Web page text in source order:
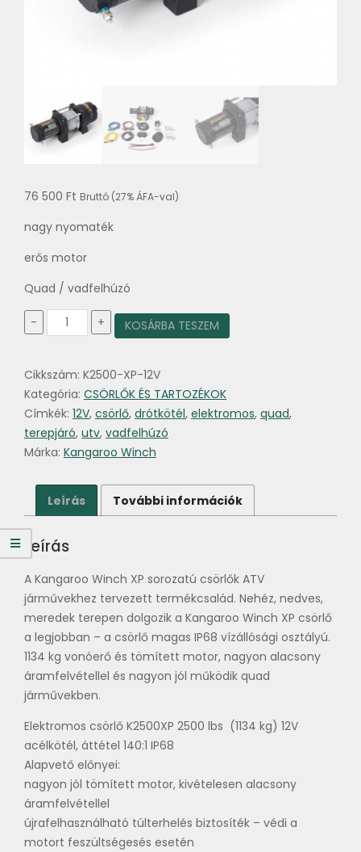
76 500 Ft Bruttó (27% ÁFA-val)
nagy nyomaték
erős motor
Quad / vadfelhúzó
-
Elektromos
csörlő
12
volt
drótkötél
vízállóság
140:1
mennyiség
+ KOSÁRBA TESZEM
Cikkszám: K2500-XP-12V
Kategória: CSÖRLŐK ÉS TARTOZÉKOK
Címkék: 12V, csörlő, drótkötél, elektromos, quad,
terepjáró, utv, vadfelhúzó
Márka: Kangaroo Winch
Leírás További információk
Leírás
A Kangaroo Winch XP sorozatú csörlők ATV
járművekhez tervezett termékcsalád. Nehéz, nedves,
meredek terepen dolgozik a Kangaroo Winch XP csörlő
a legjobban – a csörlő magas IP68 vízállósági osztályú.
1134 kg vonóerő és tömített motor, nagyon alacsony
áramfelvétellel és nagyon jól működik quad
járművekben.
Elektromos csörlő K2500XP 2500 lbs (1134 kg) 12V
acélkötél, áttétel 140:1 IP68
Alapvető előnyei:
nagyon jól tömített motor, kivételesen alacsony
áramfelvétellel
újrafelhasználható túlterhelés biztosíték – védi a
motort feszültségesés esetén